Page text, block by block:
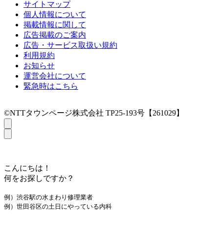
サイトマップ
個人情報について
掲載情報に関して
広告掲載のご案内
広告・サービス取扱い規約
利用規約
お知らせ
運営会社について
緊急時はこちら
©NTTタウンページ株式会社 TP25-193号【261029】
こんにちは！
何をお探しですか？
例）渋谷駅の水まわり修理業者
例）世田谷区の土日にやっている内科